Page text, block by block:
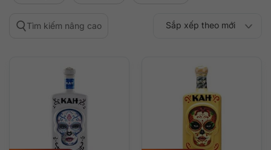
Tìm kiếm nâng cao Sắp xếp theo
độ phổ biến
Sắp xếp theo mới
thấp đến cao
cao đến thấp